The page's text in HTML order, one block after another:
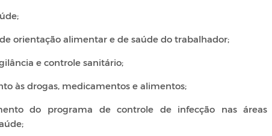
orientação alimentar e de saúde do trabalhador;
e controle sanitário;
às drogas, medicamentos e alimentos;
do programa de controle de infecção nas áreas